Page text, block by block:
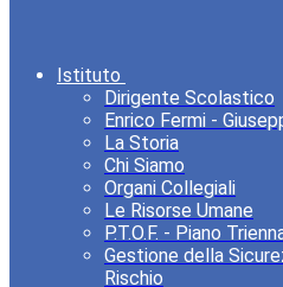
Istituto
Dirigente Scolastico
Enrico Fermi -
La Storia
Chi Siamo
Organi Collegiali
Le Risorse Umane
P.T.O.F. - Piano
Gestione della
Rischio